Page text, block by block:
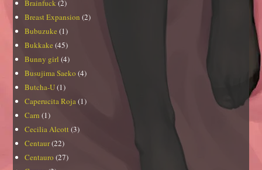
Brainfuck (2)
Breast Expansion (2)
Bubuzuke (1)
Bukkake (45)
Bunny girl (4)
Busujima Saeko (4)
Butcha-U(1)
Caperucita Roja(1)
Carn (1)
Cecilia Alcott (3)
Centaur(22)
Centauro (27)